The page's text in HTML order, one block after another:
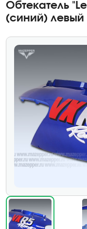
Обтекатель
(синий) левый